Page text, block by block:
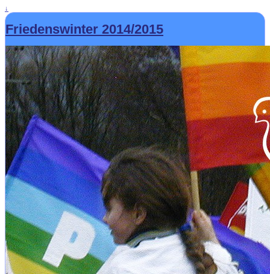
↓
Friedenswinter 2014/2015